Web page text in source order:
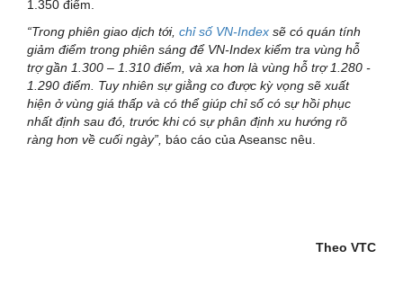
1.350 điểm.
“Trong phiên giao dịch tới, chỉ số VN-Index sẽ có quán tính
giảm điểm trong phiên sáng để VN-Index kiểm tra vùng hỗ
trợ gần 1.300 – 1.310 điểm, và xa hơn là vùng hỗ trợ 1.280 -
1.290 điểm. Tuy nhiên sự giằng co được kỳ vọng sẽ xuất
hiện ở vùng giá thấp và có thể giúp chỉ số có sự hồi phục
nhất định sau đó, trước khi có sự phân định xu hướng rõ
ràng hơn về cuối ngày”, báo cáo của Aseansc nêu.
Theo VTC